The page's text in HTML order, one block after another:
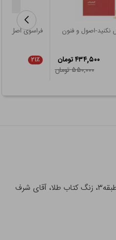
نکنید-اصول و فنون
۴۳۴,۵۰۰ تومان
۵۵۰,۰۰۰ تومان
فراسوی اصل
۲۱٪
آدرس تحویل حضوری سفارشات: میدان انقلاب، خیابان انقلاب، خیابان ۱۲ فروردین، خیابان شهدای ژاندارمری غربی، بن بست گرانفر، پلاک۱، طبقه۳، زنگ کتاب طلا، آقای شرف